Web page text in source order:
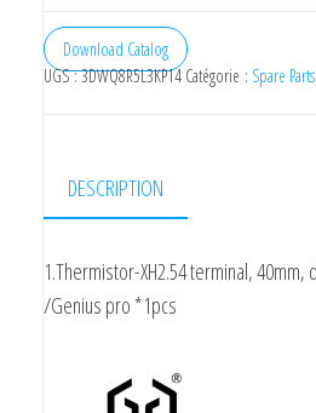
Sidewinder
Thermistor
Download Catalog
UGS :3DWQ8R5L3KP14 Catégorie : Spare Parts
DESCRIPTION
1.Thermistor-XH2.54 terminal,
/Genius pro *1pcs